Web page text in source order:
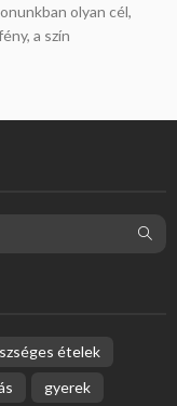
olyan cél,
a szín
ételek
gyerek